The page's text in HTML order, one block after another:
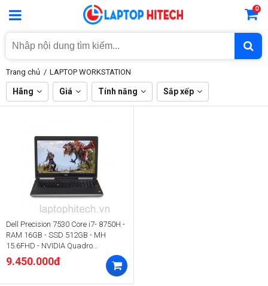
0
Trang chủ LAPTOP WORKSTATION
Hãng Giá Tính năng Sắp xếp
Dell Precision 7530 Core i7- 8750H -
RAM 16GB - SSD 512GB - MH
15.6FHD - NVIDIA Quadro
P1000/2000
9.450.000đ